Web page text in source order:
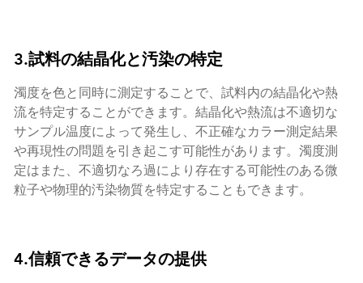
3.試料の結晶化と汚染の特定
濁度を色と同時に測定することで、試料内の結晶化や熱
流を特定することができます。結晶化や熱流は不適切な
サンプル温度によって発生し、不正確なカラー測定結果
や再現性の問題を引き起こす可能性があります。濁度測
定はまた、不適切なろ過により存在する可能性のある微
粒子や物理的汚染物質を特定することもできます。
4.信頼できるデータの提供